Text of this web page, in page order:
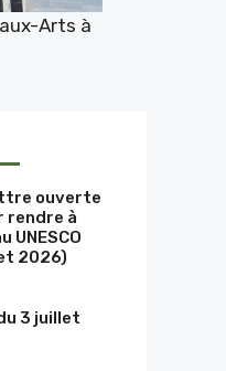
Arts à
ouverte
rendre à
UNESCO
2026)
3 juillet